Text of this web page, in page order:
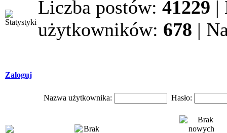
Liczba postów: 41229 |
użytkowników: 678 |
Zaloguj
Nazwa użytkownika: Hasło: